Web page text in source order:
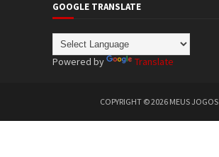
GOOGLE TRANSLATE
Powered by Translate
COPYRIGHT ©2026 MEUS JOGOS